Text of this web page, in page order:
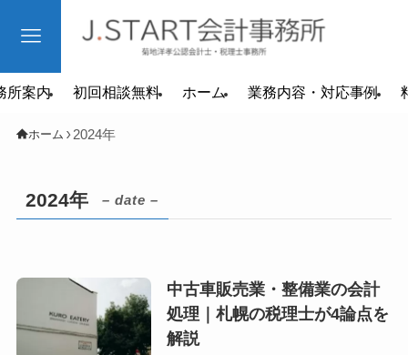
所案内 初回相談無料 ホーム 業務内容・対応事例
ホーム 2024年
2024年 – date –
中古車販売業・整備業の会計
処理｜札幌の税理士が4論点を
解説